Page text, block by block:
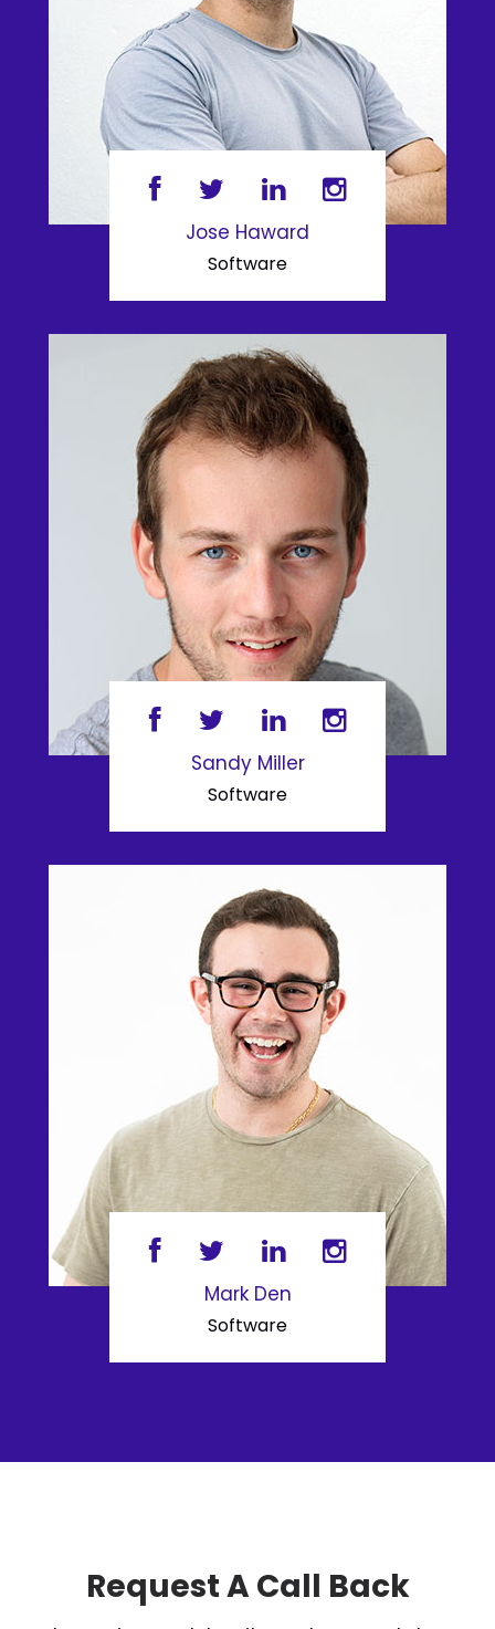
Jose Haward
Software
Sandy Miller
Software
Mark Den
Software
Request A Call Back